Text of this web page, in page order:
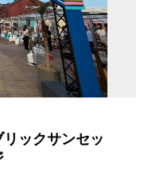
ックサンセッ